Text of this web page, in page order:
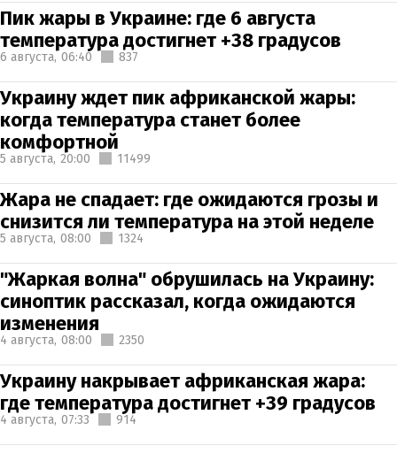
Пик жары в Украине: где 6 августа
температура достигнет +38 градусов
6 августа, 06:40 837
Украину ждет пик африканской жары:
когда температура станет более
комфортной
5 августа, 20:00 11499
Жара не спадает: где ожидаются грозы и
снизится ли температура на этой неделе
5 августа, 08:00 1324
"Жаркая волна" обрушилась на Украину:
синоптик рассказал, когда ожидаются
изменения
4 августа, 08:00 2350
Украину накрывает африканская жара:
где температура достигнет +39 градусов
4 августа, 07:33 914